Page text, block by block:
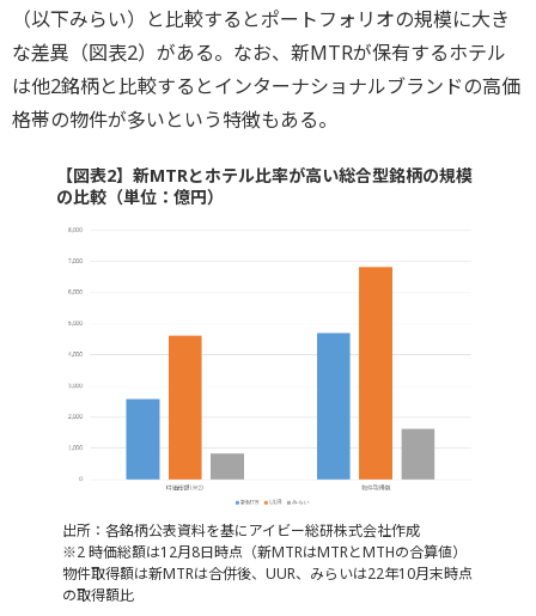
（以下みらい）と比較するとポートフォリオの規模に大き
な差異（図表2）がある。なお、新MTRが保有するホテル
は他2銘柄と比較するとインターナショナルブランドの高価
格帯の物件が多いという特徴もある。
【図表2】新MTRとホテル比率が高い総合型銘柄の規模
の比較（単位：億円）
出所：各銘柄公表資料を基にアイビー総研株式会社作成
※2 時価総額は12月8日時点（新MTRはMTRとMTHの合算値）
物件取得額は新MTRは合併後、UUR、みらいは22年10月末時点
の取得額比